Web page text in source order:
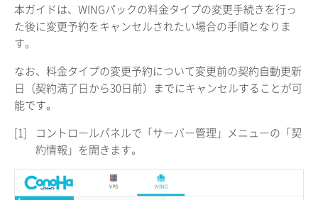
本ガイドは、WINGパックの料金タイプの変更手続きを行っ
た後に変更予約をキャンセルされたい場合の手順となりま
す。
なお、料金タイプの変更予約について変更前の契約自動更新
日（契約満了日から30日前）までにキャンセルすることが可
能です。
[1]
コントロールパネルで「サーバー管理」メニューの「契
約情報」を開きます。